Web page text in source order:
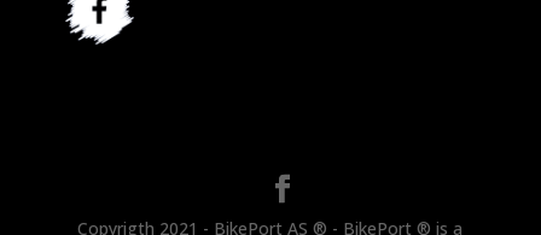
Copyrigth 2021 - BikePort AS ® - BikePort ® is a